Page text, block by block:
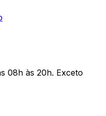
08h às 20h. Exceto